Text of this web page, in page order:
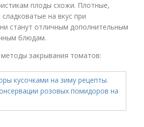
плоды схожи. Плотные,
на вкус при
станут отличным дополнительным
блюдам.
закрывания томатов: